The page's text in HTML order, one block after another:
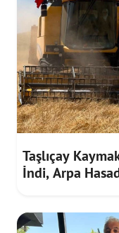
Taşlıçay
İndi, Arpa